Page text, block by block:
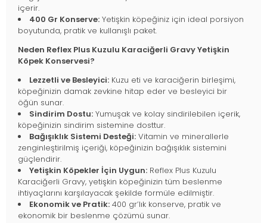
içerir.
400 Gr Konserve: Yetişkin köpeğiniz için ideal porsiyon
boyutunda, pratik ve kullanışlı paket.
Neden Reflex Plus Kuzulu Karaciğerli Gravy Yetişkin
Köpek Konservesi?
Lezzetli ve Besleyici: Kuzu eti ve karaciğerin birleşimi,
köpeğinizin damak zevkine hitap eder ve besleyici bir
öğün sunar.
Sindirim Dostu: Yumuşak ve kolay sindirilebilen içerik,
köpeğinizin sindirim sistemine dosttur.
Bağışıklık Sistemi Desteği: Vitamin ve minerallerle
zenginleştirilmiş içeriği, köpeğinizin bağışıklık sistemini
güçlendirir.
Yetişkin Köpekler İçin Uygun: Reflex Plus Kuzulu
Karaciğerli Gravy, yetişkin köpeğinizin tüm beslenme
ihtiyaçlarını karşılayacak şekilde formüle edilmiştir.
Ekonomik ve Pratik: 400 gr’lık konserve, pratik ve
ekonomik bir beslenme çözümü sunar.